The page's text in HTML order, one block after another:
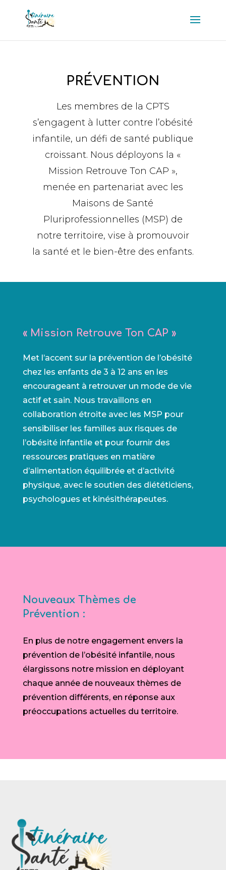
PRÉVENTION
Les membres de la CPTS
s’engagent à lutter contre l’obésité
infantile, un défi de santé publique
croissant. Nous déployons la «
Mission Retrouve Ton CAP »,
menée en partenariat avec les
Maisons de Santé
Pluriprofessionnelles (MSP) de
notre territoire, vise à promouvoir
la santé et le bien-être des enfants.
« Mission Retrouve Ton CAP »
Met l’accent sur la prévention de l’obésité
chez les enfants de 3 à 12 ans en les
encourageant à retrouver un mode de vie
actif et sain. Nous travaillons en
collaboration étroite avec les MSP pour
sensibiliser les familles aux risques de
l’obésité infantile et pour fournir des
ressources pratiques en matière
d’alimentation équilibrée et d’activité
physique, avec le soutien des diététiciens,
psychologues et kinésithérapeutes.
Nouveaux Thèmes de
Prévention :
En plus de notre engagement envers la
prévention de l’obésité infantile, nous
élargissons notre mission en déployant
chaque année de nouveaux thèmes de
prévention différents, en réponse aux
préoccupations actuelles du territoire.